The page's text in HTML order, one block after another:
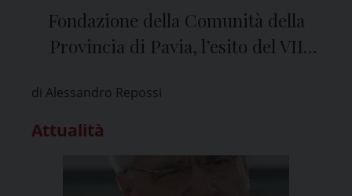
Fondazione della Comunità della
Provincia di Pavia, l’esito del VII
di Alessandro Repossi
Attualità